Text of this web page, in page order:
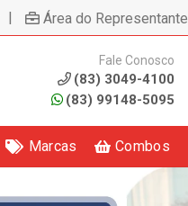
| Área do Representante
Fale Conosco
(83) 3049-4100
(83) 99148-5095
Marcas Combos